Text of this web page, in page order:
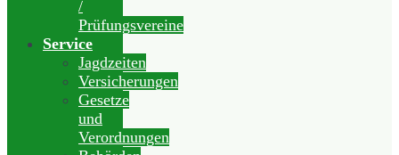
/
Prüfungsvereine
Service
Jagdzeiten
Versicherungen
Gesetze
und
Verordnungen